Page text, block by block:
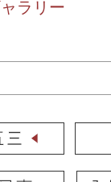
ラリー